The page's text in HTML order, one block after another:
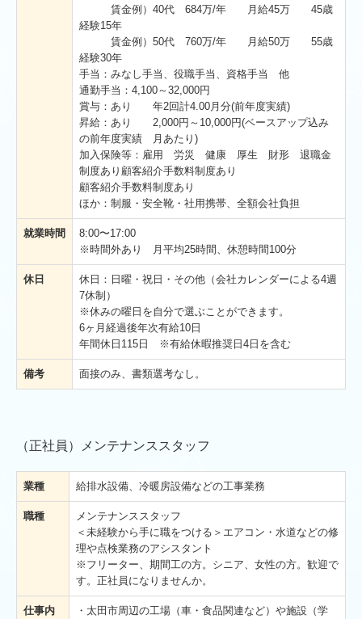
賃金例）40代 684万/年 月給45万 45歳
経験15年
賃金例）50代 760万/年 月給50万 55歳
経験30年
手当：みなし手当、役職手当、資格手当 他
通勤手当：4,100～32,000円
賞与：あり 年2回計4.00月分(前年度実績)
昇給：あり 2,000円～10,000円(ベースアップ込み
の前年度実績 月あたり)
加入保険等：雇用 労災 健康 厚生 財形 退職金
制度あり顧客紹介手数料制度あり
顧客紹介手数料制度あり
ほか：制服・安全靴・社用携帯、全額会社負担
就業時間
8:00〜17:00
※時間外あり ⽉平均25時間、休憩時間100分
休日
休日：日曜・祝日・その他（会社カレンダーによる4週
7休制）
※休みの曜日を自分で選ぶことができます。
6ヶ⽉経過後年次有給10日
年間休日 115日 ※有給休暇推奨日4日を含む
備考 面接のみ、書類選考なし。
（正社員）メンテナンススタッフ
業種 給排水設備、冷暖房設備などの工事業務
職種
メンテナンススタッフ
＜未経験から手に職をつける＞エアコン・水道などの修
理や点検業務のアシスタント
※フリーター、期間工の方。シニア、女性の方。歓迎で
す。正社員になりませんか。
仕事内
・太田市周辺の工場（車・食品関連など）や施設（学